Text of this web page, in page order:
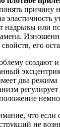
причину
эластичность
надрывы или
его
создают
два
что если
не